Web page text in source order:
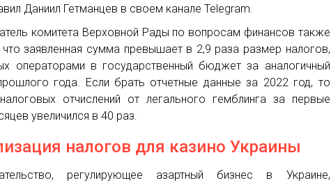
Даниил Гетманцев в своем канале Telegram.
комитета Верховной Рады по вопросам финансов также
что заявленная сумма превышает в 2,9 раза размер налогов,
операторами в государственный бюджет за аналогичный
года. Если брать отчетные данные за 2022 год, то
отчислений от легального гемблинга за первые
увеличился в 40 раз.
налогов для казино Украины
регулирующее азартный бизнес в Украине,